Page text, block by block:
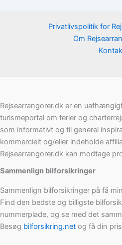
Privatlivspolitik for
Om
Rejsearrangorer.dk er en
turismeportal om ferier og
som informativt og til generel
kommercielt og/eller indeholde
Rejsearrangorer.dk kan modtage
Sammenlign bilforsikringer
Sammenlign bilforsikringer på få
Find den bedste og billigste
nummerplade, og se med det
Besøg bilforsikring.net og få din